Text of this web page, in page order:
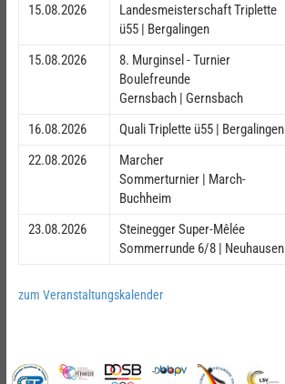
15.08.2026
Landesmeisterschaft Triplette
ü55 | Bergalingen
15.08.2026
8. Murginsel - Turnier
Boulefreunde
Gernsbach | Gernsbach
16.08.2026
Quali Triplette ü55 | Bergalingen
22.08.2026
Marcher
Sommerturnier | March-
Buchheim
23.08.2026
Steinegger Super-Mêlée
Sommerrunde 6/8 | Neuhausen
zum Veranstaltungskalender